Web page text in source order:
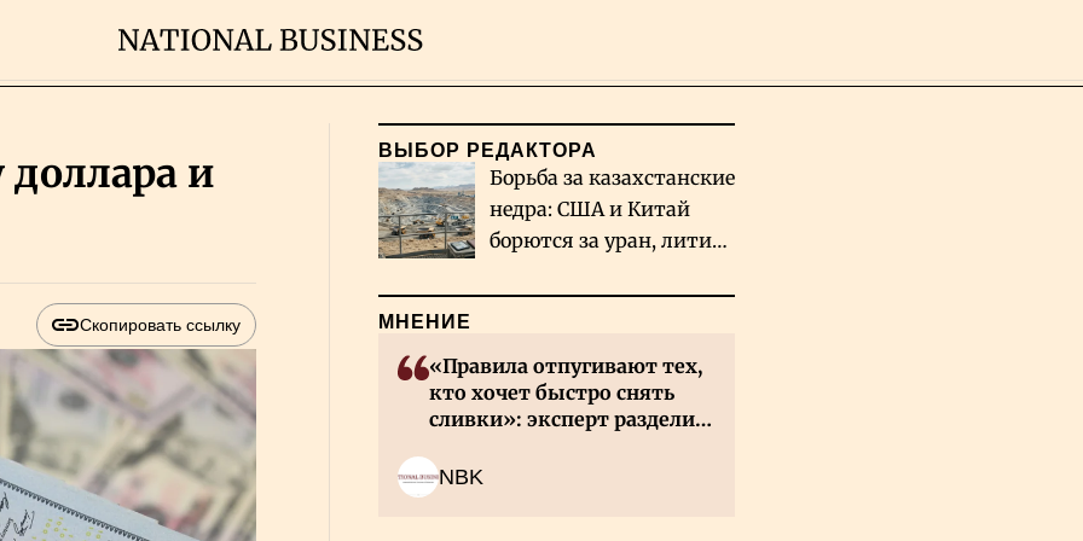
и
Скопировать ссылку
ВЫБОР РЕДАКТОРА
Борьба за казахстанские
недра: США и Китай
борются за уран, литий
МНЕНИЕ
«Правила отпугивают тех,
кто хочет быстро снять
сливки»: эксперт разделил
NBK